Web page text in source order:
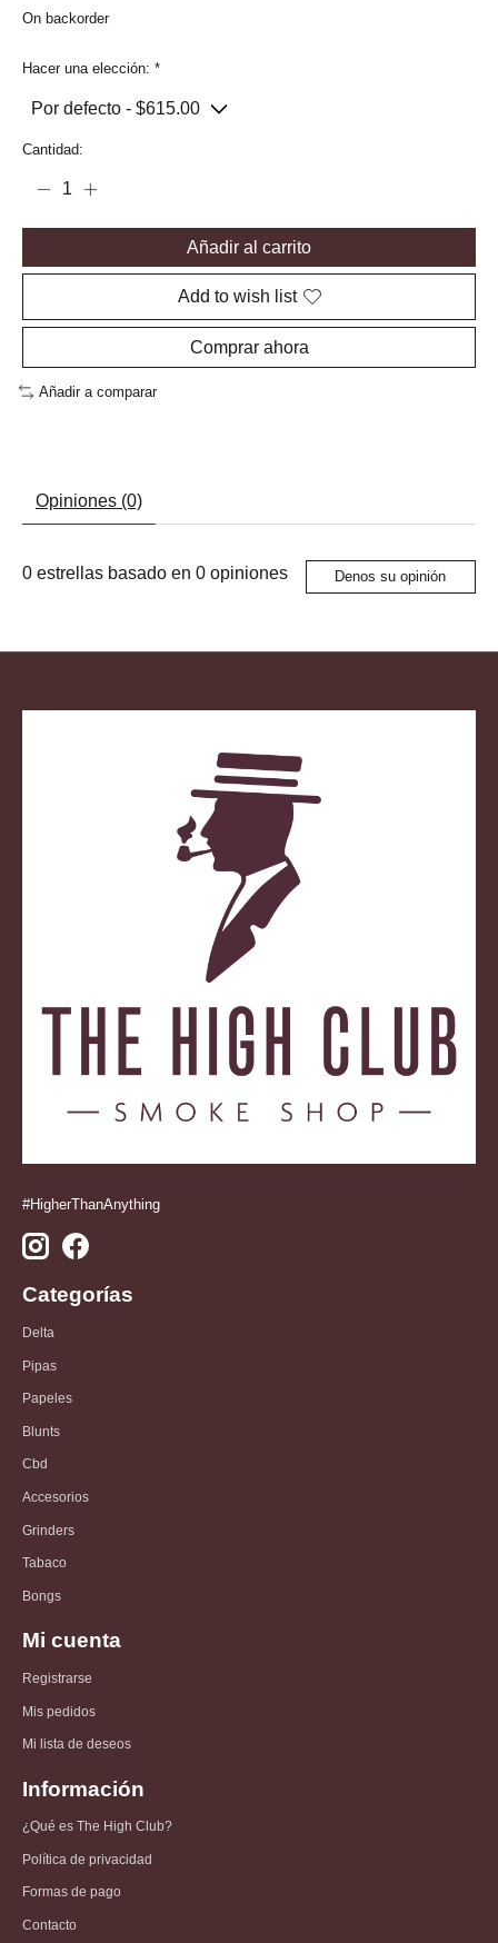
On backorder
Hacer una elección: *
Cantidad:
Añadir al carrito
Add to wish list
Comprar ahora
Añadir a comparar
Opiniones (0)
0 estrellas basado en 0 opiniones Denos su opinión
#HigherThanAnything
Categorías
Delta
Pipas
Papeles
Blunts
Cbd
Accesorios
Grinders
Tabaco
Bongs
Mi cuenta
Registrarse
Mis pedidos
Mi lista de deseos
Información
¿Qué es The High Club?
Política de privacidad
Formas de pago
Contacto